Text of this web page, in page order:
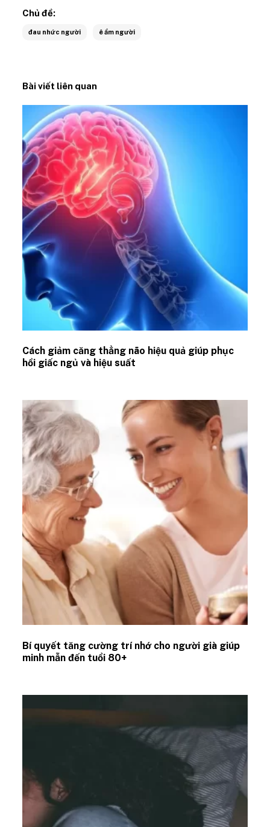
Chủ đề:
đau nhức người ê ẩm người
Bài viết liên quan
Cách giảm căng thẳng não hiệu quả giúp phục
hồi giấc ngủ và hiệu suất
Bí quyết tăng cường trí nhớ cho người già giúp
minh mẫn đến tuổi 80+